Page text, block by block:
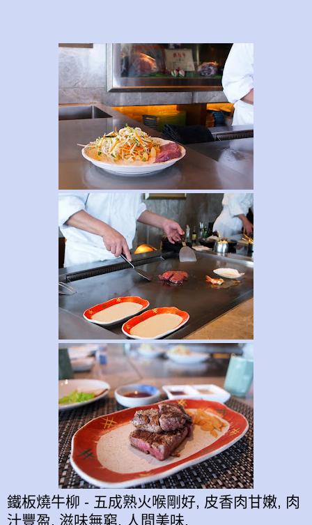
鐵板燒牛柳 - 五成熟火喉剛好, 皮香肉甘嫩, 肉
汁豐盈, 滋味無窮, 人間美味.